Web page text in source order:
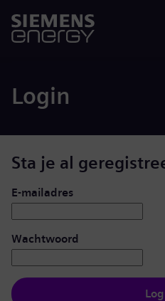
Login
Sta je al
Inloggen: gebruiker en
E-mailadres
Wachtwoord